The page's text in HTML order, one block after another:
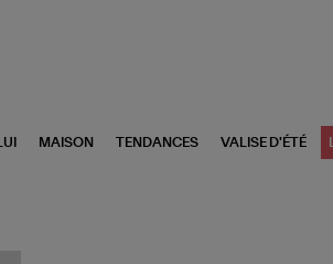
LUI MAISON TENDANCES VALISE D'ÉTÉ